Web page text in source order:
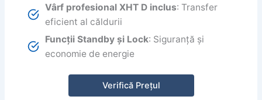
Vârf profesional XHT D inclus: Transfer
eficient al căldurii
Funcții Standby și Lock: Siguranță și
economie de energie
Verifică Prețul